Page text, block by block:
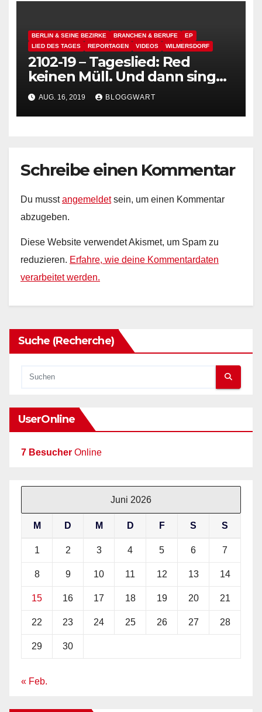
BERLIN & SEINE BEZIRKE BRANCHEN & BERUFE
EP
LIED DES TAGES
REPORTAGEN VIDEOS WILMERSDORF
2102-19 – Tageslied: Red
keinen Müll. Und dann sing
bitte auch keinen…
AUG. 16, 2019 BLOGGWART
Schreibe einen Kommentar
Du musstangemeldetsein, um einen Kommentar
abzugeben.
Diese Website verwendet Akismet, um Spam zu
reduzieren. Erfahre, wie deine Kommentardaten
verarbeitet werden.
Suche (Recherche)
UserOnline
7 Besucher Online
Juni 2026
M D M D F S S
1 2 3 4 5 6 7
8 9 10 11 12 13 14
15 16 17 18 19 20 21
22 23 24 25 26 27 28
29 30
« Feb.